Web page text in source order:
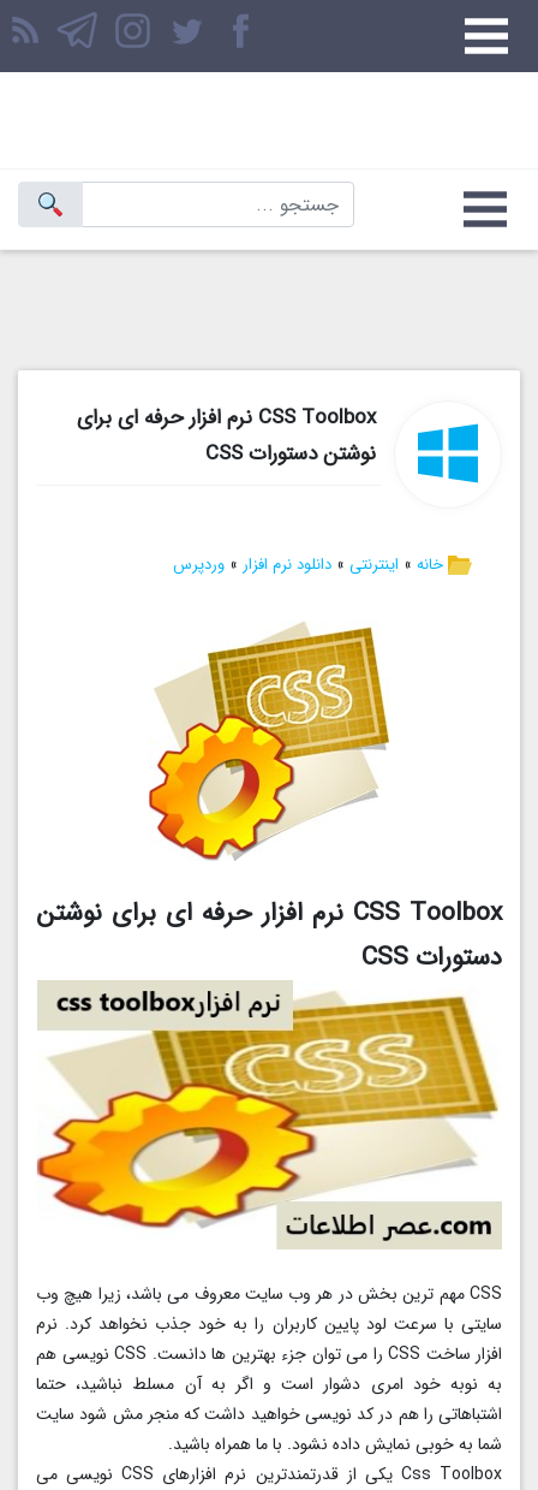
CSS Toolbox نرم افزار حرفه ای برای
نوشتن دستورات CSS
خانه» اینترنتی» دانلود نرم افزار» وردپرس
CSS Toolbox نرم افزار حرفه ای برای نوشتن
دستورات CSS
CSS مهم ترین بخش در هر وب سایت معروف می باشد، زیرا هیچ وب
سایتی با سرعت لود پایین کاربران را به خود جذب نخواهد کرد. نرم
افزار ساخت CSS را می توان جزء بهترین ها دانست. CSS نویسی هم
به نوبه خود امری دشوار است و اگر به آن مسلط نباشید، حتما
اشتباهاتی را هم در کد نویسی خواهید داشت که منجر مش شود سایت
شما به خوبی نمایش داده نشود. با ما همراه باشید.
Css Toolbox یکی از قدرتمندترین نرم افزارهای CSS نویسی می